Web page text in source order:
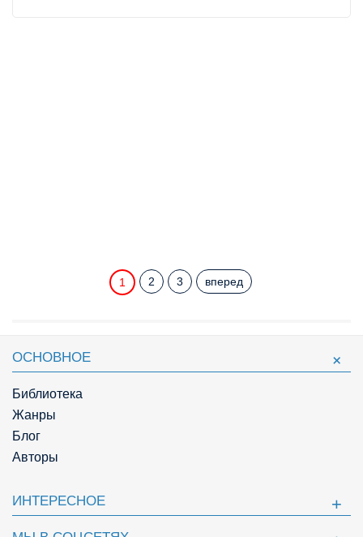
1 2 3 вперед
ОСНОВНОЕ
Библиотека
Жанры
Блог
Авторы
ИНТЕРЕСНОЕ